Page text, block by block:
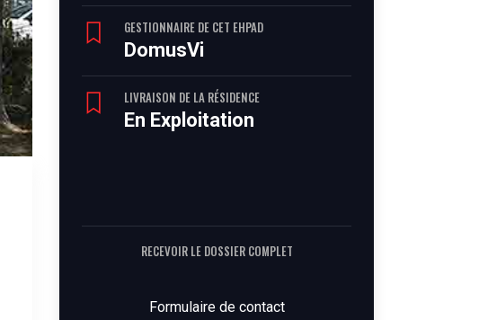
GESTIONNAIRE DE CET EHPAD
DomusVi
LIVRAISON DE LA RÉSIDENCE
En Exploitation
RECEVOIR LE DOSSIER COMPLET
Formulaire de contact